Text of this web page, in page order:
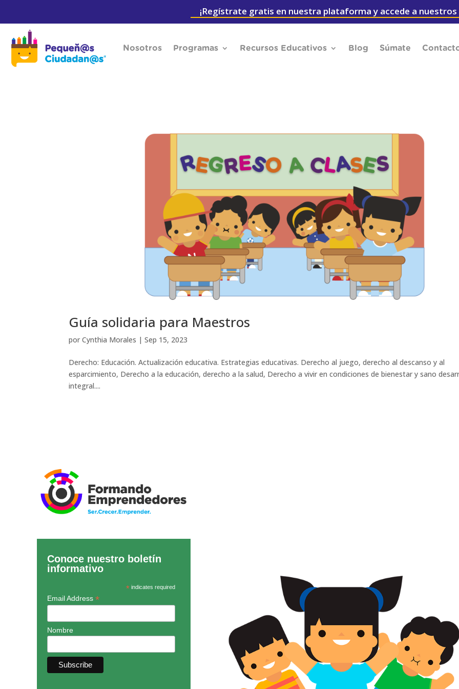
¡Regístrate gratis en nuestra plataforma y accede a nuestros
Nosotros Programas Recursos Educativos Blog Súmate
Guía solidaria para Maestros
porCynthia Morales |Sep 15, 2023
Derecho: Educación. Actualización educativa. Estrategias educativas. Derecho al juego, derecho al descanso y al
esparcimiento, Derecho a la educación, derecho a la salud, Derecho a vivir en condiciones de bienestar y sano
integral....
Conoce nuestro boletín
informativo
*indicates required
Email Address *
Nombre